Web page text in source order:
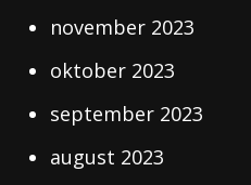
november 2023
oktober 2023
september 2023
august 2023